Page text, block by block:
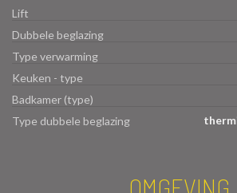
Lift
Dubbele beglazing
Type verwarming
Keuken - type
Badkamer (type)
Type dubbele beglazing
OMGEVING